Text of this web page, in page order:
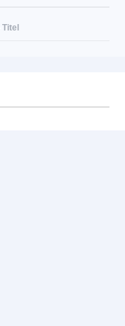
Titel